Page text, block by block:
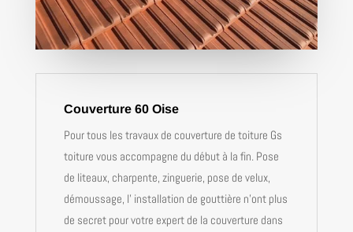
Couverture 60 Oise
Pour tous les travaux de couverture de toiture Gs
toiture vous accompagne du début à la fin. Pose
de liteaux, charpente, zinguerie, pose de velux,
démoussage, l’ installation de gouttière n’ont plus
de secret pour votre expert de la couverture dans